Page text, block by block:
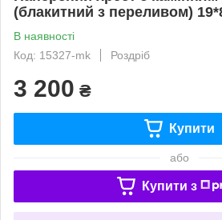
(блакитний з переливом)
В наявності
Код: 15327-mk
Роздріб
3 200 ₴
Купити
або
Купити з